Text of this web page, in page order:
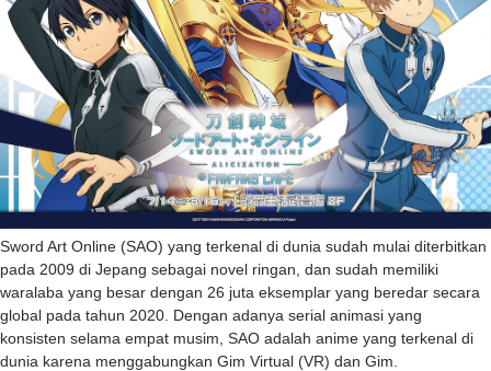
Sword Art Online (SAO) yang terkenal di dunia sudah mulai diterbitkan
pada 2009 di Jepang sebagai novel ringan, dan sudah memiliki
waralaba yang besar dengan 26 juta eksemplar yang beredar secara
global pada tahun 2020. Dengan adanya serial animasi yang
konsisten selama empat musim, SAO adalah anime yang terkenal di
dunia karena menggabungkan Gim Virtual (VR) dan Gim.